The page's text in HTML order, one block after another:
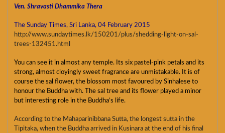
Ven. Shravasti Dhammika Thera
The Sunday Times, Sri Lanka, 04 February 2015
http://www.sundaytimes.lk/150201/plus/shedding-light-on-sal-
trees-132451.html
You can see it in almost any temple. Its six pastel-pink petals and its
strong, almost cloyingly sweet fragrance are unmistakable. It is of
course the sal flower, the blossom most favoured by Sinhalese to
honour the Buddha with. The sal tree and its flower played a minor
but interesting role in the Buddha’s life.
According to the Mahaparinibbana Sutta, the longest sutta in the
Tipitaka, when the Buddha arrived in Kusinara at the end of his final